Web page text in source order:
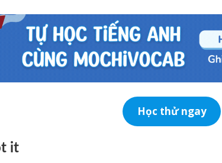
Học thử ngay
it